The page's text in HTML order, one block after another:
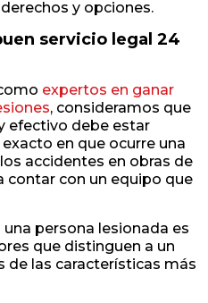
y opciones.
servicio legal 24
expertos en ganar
, consideramos que
efectivo debe estar
en que ocurre una
accidentes en obras de
contar con un equipo que
persona lesionada es
que distinguen a un
de las características más